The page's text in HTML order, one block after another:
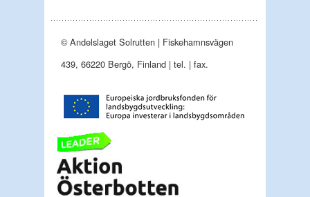
© Andelslaget Solrutten | Fiskehamnsvägen
439, 66220 Bergö, Finland | tel. | fax.